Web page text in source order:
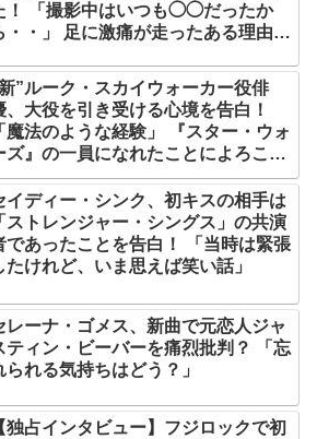
！ 「撮影中はいつも◯◯だったか
・・」 足に激痛が走ったある理由と
”ルーク・スカイウォーカー役俳
、大役を引き受ける心境を告白！
魔法のような経験」 『スター・ウォ
ズ』の一員になれたことによろこび
発
イディー・シンク、初キスの相手は
ストレンジャー・シングス」の共演
であったことを告白！ 「当時は緊張
たけれど、いま思えば笑い話」
レーナ・ゴメス、新曲で元恋人ジャ
ティン・ビーバーを痛烈批判？ 「忘
られる気持ちはどう？」
独占インタビュー】フジロックで初